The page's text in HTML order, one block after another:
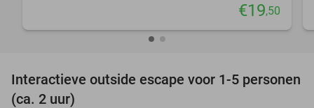
€19,50
27%
Interactieve outside escape voor 1-5 personen
(ca. 2 uur)